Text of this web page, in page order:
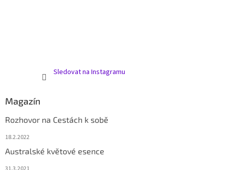
Sledovat na Instagramu
Magazín
Rozhovor na Cestách k sobě
18.2.2022
Australské květové esence